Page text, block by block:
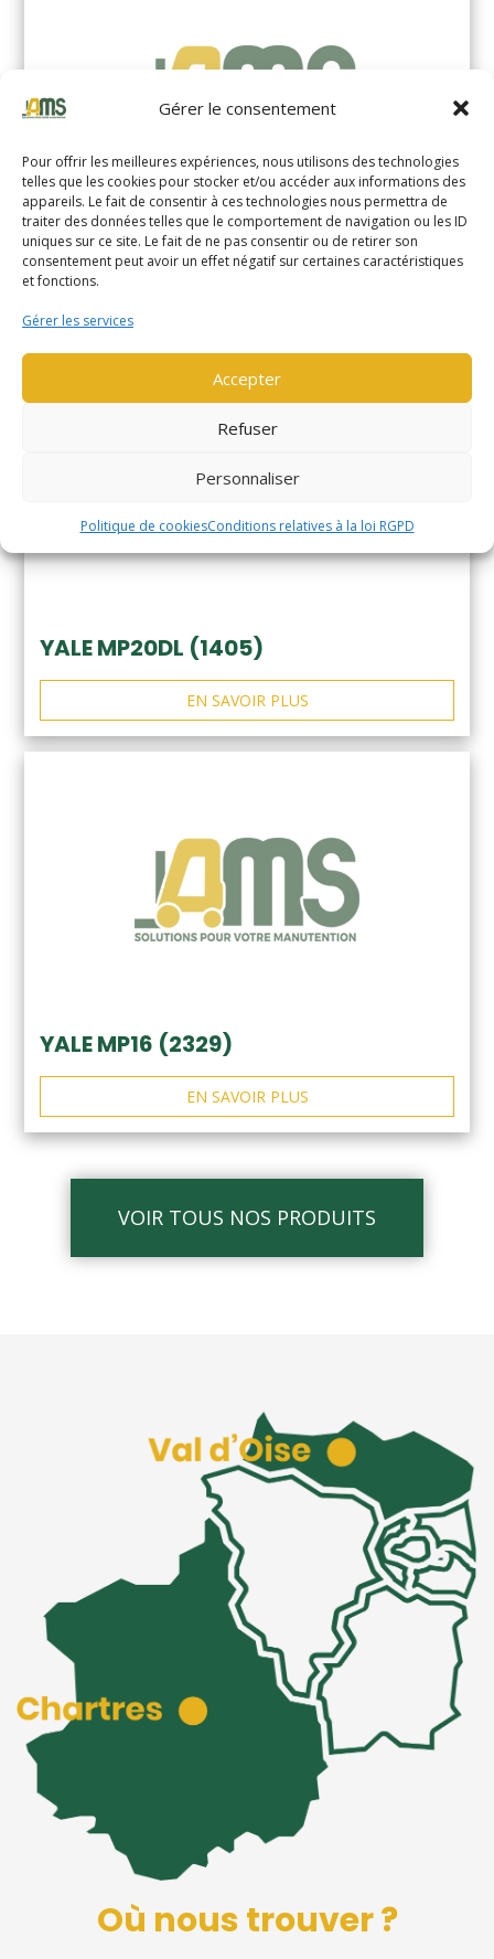
Gérer le consentement
Pour offrir les meilleures expériences, nous utilisons des technologies
telles que les cookies pour stocker et/ou accéder aux informations des
appareils. Le fait de consentir à ces technologies nous permettra de
traiter des données telles que le comportement de navigation ou les ID
uniques sur ce site. Le fait de ne pas consentir ou de retirer son
consentement peut avoir un effet négatif sur certaines caractéristiques
et fonctions.
Gérer les services
Accepter
Refuser
Personnaliser
Politique de cookiesConditions relatives à la loi RGPD
YALE MS14XIL (2510)
YALE MP20DL (1405)
EN SAVOIR PLUS
YALE MP16 (2329)
EN SAVOIR PLUS
VOIR TOUS NOS PRODUITS
Où nous trouver ?